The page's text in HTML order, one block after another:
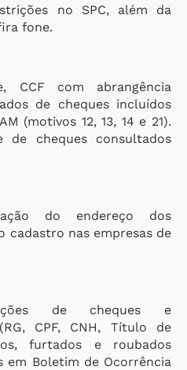
no SPC, além da
fone.
CCF com abrangência
de cheques incluídos
(motivos 12, 13, 14 e 21).
de cheques consultados
do endereço dos
cadastro nas empresas de
de cheques e
CPF, CNH, Título de
furtados e roubados
em Boletim de Ocorrência